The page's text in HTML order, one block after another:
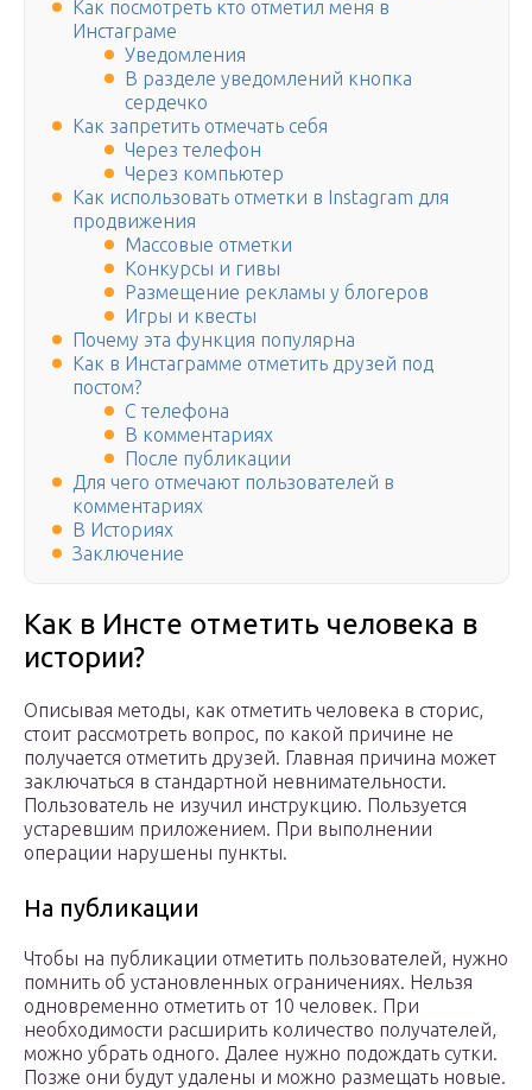
Как посмотреть кто отметил меня в
Инстаграме
Уведомления
В разделе уведомлений кнопка
сердечко
Как запретить отмечать себя
Через телефон
Через компьютер
Как использовать отметки в Instagram для
продвижения
Массовые отметки
Конкурсы и гивы
Размещение рекламы у блогеров
Игры и квесты
Почему эта функция популярна
Как в Инстаграмме отметить друзей под
постом?
С телефона
В комментариях
После публикации
Для чего отмечают пользователей в
комментариях
В Историях
Заключение
Как в Инсте отметить человека в
истории?
Описывая методы, как отметить человека в сторис,
стоит рассмотреть вопрос, по какой причине не
получается отметить друзей. Главная причина может
заключаться в стандартной невнимательности.
Пользователь не изучил инструкцию. Пользуется
устаревшим приложением. При выполнении
операции нарушены пункты.
На публикации
Чтобы на публикации отметить пользователей, нужно
помнить об установленных ограничениях. Нельзя
одновременно отметить от 10 человек. При
необходимости расширить количество получателей,
можно убрать одного. Далее нужно подождать сутки.
Позже они будут удалены и можно размещать новые.